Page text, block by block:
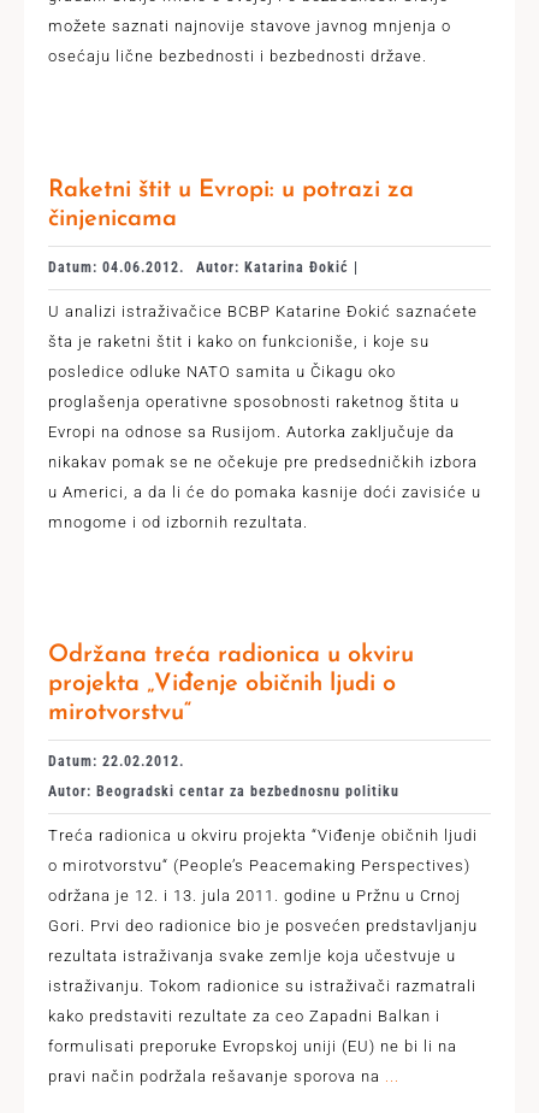
možete saznati najnovije stavove javnog mnjenja o
osećaju lične bezbednosti i bezbednosti države.
Raketni štit u Evropi: u potrazi za
činjenicama
Datum: 04.06.2012. Autor: Katarina Đokić |
U analizi istraživačice BCBP Katarine Đokić saznaćete
šta je raketni štit i kako on funkcioniše, i koje su
posledice odluke NATO samita u Čikagu oko
proglašenja operativne sposobnosti raketnog štita u
Evropi na odnose sa Rusijom. Autorka zaključuje da
nikakav pomak se ne očekuje pre predsedničkih izbora
u Americi, a da li će do pomaka kasnije doći zavisiće u
mnogome i od izbornih rezultata.
Održana treća radionica u okviru
projekta „Viđenje običnih ljudi o
mirotvorstvu“
Datum: 22.02.2012.
Autor: Beogradski centar za bezbednosnu politiku
Treća radionica u okviru projekta “Viđenje običnih ljudi
o mirotvorstvu“ (People’s Peacemaking Perspectives)
održana je 12. i 13. jula 2011. godine u Pržnu u Crnoj
Gori. Prvi deo radionice bio je posvećen predstavljanju
rezultata istraživanja svake zemlje koja učestvuje u
istraživanju. Tokom radionice su istraživači razmatrali
kako predstaviti rezultate za ceo Zapadni Balkan i
formulisati preporuke Evropskoj uniji (EU) ne bi li na
pravi način podržala rešavanje sporova na ...